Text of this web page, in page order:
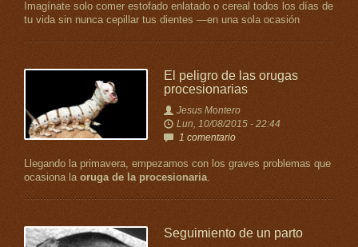
Imagínate solo comer estofado enlatado o cereal todos los días de
tu vida sin nunca cepillar tus dientes —en una sola ocasión
El peligro de las orugas
procesionarias
Jesus Montero
Lun, 10/08/2015 - 22:44
1 comentario
Llegando la primavera, empezamos con los graves problemas que
ocasiona la oruga de la procesionaria.
Seguimiento de un parto